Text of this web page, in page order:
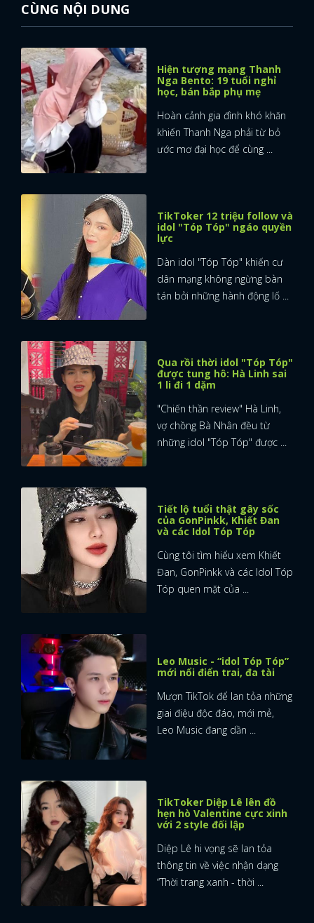
CÙNG NỘI DUNG
Hiện tượng mạng Thanh
Nga Bento: 19 tuổi nghỉ
học, bán bắp phụ mẹ
Hoàn cảnh gia đình khó khăn
khiến Thanh Nga phải từ bỏ
ước mơ đại học để cùng ...
TikToker 12 triệu follow và
idol "Tóp Tóp" ngáo quyền
lực
Dàn idol "Tóp Tóp" khiến cư
dân mạng không ngừng bàn
tán bởi những hành động lố ...
Qua rồi thời idol "Tóp Tóp"
được tung hô: Hà Linh sai
1 li đi 1 dặm
"Chiến thần review" Hà Linh,
vợ chồng Bà Nhân đều từ
những idol "Tóp Tóp" được ...
Tiết lộ tuổi thật gây sốc
của GonPinkk, Khiết Đan
và các Idol Tóp Tóp
Cùng tôi tìm hiểu xem Khiết
Đan, GonPinkk và các Idol Tóp
Tóp quen mặt của ...
Leo Music - “idol Tóp Tóp”
mới nổi điển trai, đa tài
Mượn TikTok để lan tỏa những
giai điệu độc đáo, mới mẻ,
Leo Music đang dần ...
TikToker Diệp Lê lên đồ
hẹn hò Valentine cực xinh
với 2 style đối lập
Diệp Lê hi vọng sẽ lan tỏa
thông tin về việc nhận dạng
“Thời trang xanh - thời ...